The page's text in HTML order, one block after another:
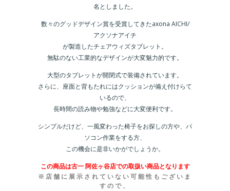
名としました。
数々のグッドデザイン賞を受賞してきたaxona AICHI/
アクソナアイチ
が製造したチェアウィズタブレット。
無駄のない工業的なデザインが大変魅力的です。
大型のタブレットが開閉式で装備されています。
さらに、座面と背もたれにはクッションが備え付けらて
いるので、
長時間の読み物や勉強などに大変便利です。
シンプルだけど、一風変わった椅子をお探しの方や、パ
ソコン作業をする方、
この機会に是非いかがでしょうか。
この商品は古一 阿佐ヶ谷店での取扱い商品となります
※店舗に展示されていない可能性もございま
すので、